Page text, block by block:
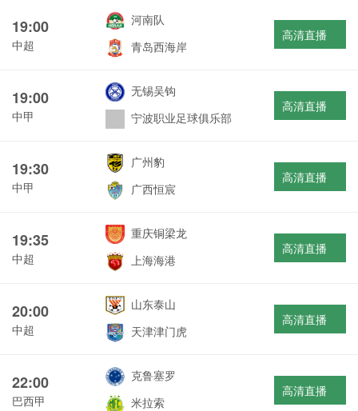
19:00
中超
河南队
青岛西海岸
高清直播
19:00
中甲
无锡吴钩
宁波职业足球俱乐部
高清直播
19:30
中甲
广州豹
广西恒宸
高清直播
19:35
中超
重庆铜梁龙
上海海港
高清直播
20:00
中超
山东泰山
天津津门虎
高清直播
22:00
巴西甲
克鲁塞罗
米拉索
高清直播